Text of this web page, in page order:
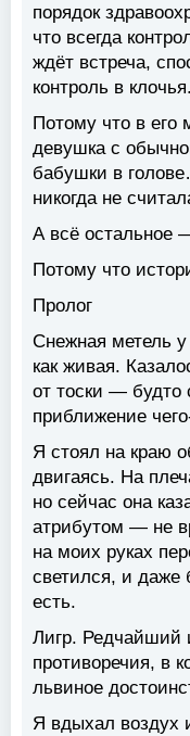
порядок
что всегда
ждёт встреча,
контроль в клочья.
Потому что в
девушка с
бабушки в
никогда не
А всё остальное
Потому что
Пролог
Снежная метель
как живая.
от тоски — будто
приближение
Я стоял на краю
двигаясь. На
но сейчас она
атрибутом — не
на моих руках
светился, и даже
есть.
Лигр. Редчайший
противоречия, в
львиное
Я вдыхал воздух